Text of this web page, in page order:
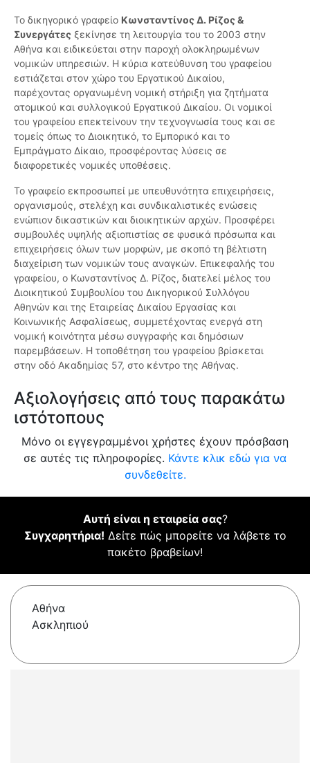
Το δικηγορικό γραφείο Κωνσταντίνος Δ. Ρίζος &
Συνεργάτες ξεκίνησε τη λειτουργία του το 2003 στην
Αθήνα και ειδικεύεται στην παροχή ολοκληρωμένων
νομικών υπηρεσιών. Η κύρια κατεύθυνση του γραφείου
εστιάζεται στον χώρο του Εργατικού Δικαίου,
παρέχοντας οργανωμένη νομική στήριξη για ζητήματα
ατομικού και συλλογικού Εργατικού Δικαίου. Οι νομικοί
του γραφείου επεκτείνουν την τεχνογνωσία τους και σε
τομείς όπως το Διοικητικό, το Εμπορικό και το
Εμπράγματο Δίκαιο, προσφέροντας λύσεις σε
διαφορετικές νομικές υποθέσεις.
Το γραφείο εκπροσωπεί με υπευθυνότητα επιχειρήσεις,
οργανισμούς, στελέχη και συνδικαλιστικές ενώσεις
ενώπιον δικαστικών και διοικητικών αρχών. Προσφέρει
συμβουλές υψηλής αξιοπιστίας σε φυσικά πρόσωπα και
επιχειρήσεις όλων των μορφών, με σκοπό τη βέλτιστη
διαχείριση των νομικών τους αναγκών. Επικεφαλής του
γραφείου, ο Κωνσταντίνος Δ. Ρίζος, διατελεί μέλος του
Διοικητικού Συμβουλίου του Δικηγορικού Συλλόγου
Αθηνών και της Εταιρείας Δικαίου Εργασίας και
Κοινωνικής Ασφαλίσεως, συμμετέχοντας ενεργά στη
νομική κοινότητα μέσω συγγραφής και δημόσιων
παρεμβάσεων. Η τοποθέτηση του γραφείου βρίσκεται
στην οδό Ακαδημίας 57, στο κέντρο της Αθήνας.
Αξιολογήσεις από τους παρακάτω
ιστότοπους
Μόνο οι εγγεγραμμένοι χρήστες έχουν πρόσβαση
σε αυτές τις πληροφορίες. Κάντε κλικ εδώ για να
συνδεθείτε.
Αυτή είναι η εταιρεία σας?
Συγχαρητήρια! Δείτε πώς μπορείτε να λάβετε το
πακέτο βραβείων!
Αθήνα
Ασκληπιού